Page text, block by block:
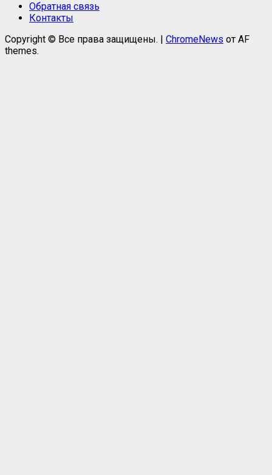
Обратная связь
Контакты
Copyright © Все права защищены. | ChromeNews от AF
themes.